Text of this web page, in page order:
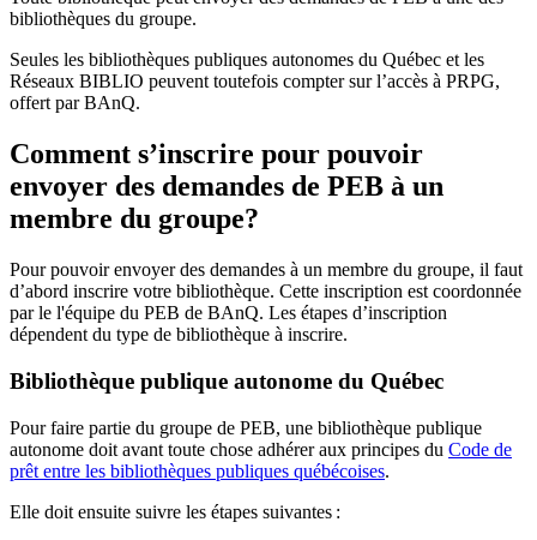
bibliothèques du groupe.
Seules les bibliothèques publiques autonomes du Québec et les
Réseaux BIBLIO peuvent toutefois compter sur l’accès à PRPG,
offert par BAnQ.
Comment s’inscrire pour pouvoir
envoyer des demandes de PEB à un
membre du groupe?
Pour pouvoir envoyer des demandes à un membre du groupe, il faut
d’abord inscrire votre bibliothèque. Cette inscription est coordonnée
par le l'équipe du PEB de BAnQ. Les étapes d’inscription
dépendent du type de bibliothèque à inscrire.
Bibliothèque publique autonome du Québec
Pour faire partie du groupe de PEB, une bibliothèque publique
autonome doit avant toute chose adhérer aux principes du Code de
prêt entre les bibliothèques publiques québécoises.
Elle doit ensuite suivre les étapes suivantes :